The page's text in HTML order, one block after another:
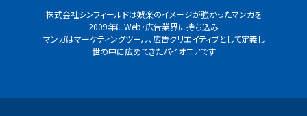
株式会社シンフィールドは娯楽のイメージが強かったマンガを
2009年にWeb・広告業界に持ち込み
マンガはマーケティングツール、広告クリエイティブとして定義し
世の中に広めてきたパイオニアです